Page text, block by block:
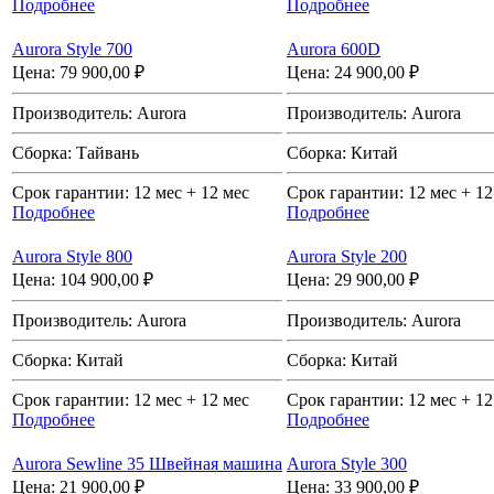
Подробнее Подробнее
Aurora Style 700
Цена: 79 900,00 ₽
Производитель: Aurora
Сборка: Тайвань
Срок гарантии: 12 мес + 12 мес
Подробнее
Aurora 600D
Цена: 24 900,00 ₽
Производитель: Aurora
Сборка: Китай
Срок гарантии: 12 мес +
Подробнее
Aurora Style 800
Цена: 104 900,00 ₽
Производитель: Aurora
Сборка: Китай
Срок гарантии: 12 мес + 12 мес
Подробнее
Aurora Style 200
Цена: 29 900,00 ₽
Производитель: Aurora
Сборка: Китай
Срок гарантии: 12 мес +
Подробнее
Aurora Sewline 35 Швейная машина
Цена: 21 900,00 ₽
Aurora Style 300
Цена: 33 900,00 ₽